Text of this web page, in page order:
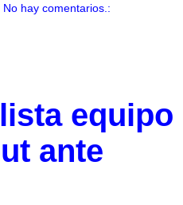
No hay comentarios.:
equipo
ante